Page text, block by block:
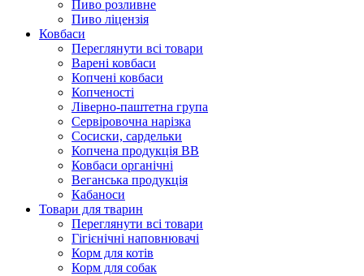
Пиво розливне
Пиво ліцензія
Ковбаси
Переглянути всі товари
Варені ковбаси
Копчені ковбаси
Копченості
Ліверно-паштетна група
Сервіровочна нарізка
Сосиски, сардельки
Копчена продукція ВВ
Ковбаси органічні
Веганська продукція
Кабаноси
Товари для тварин
Переглянути всі товари
Гігієнічні наповнювачі
Корм для котів
Корм для собак